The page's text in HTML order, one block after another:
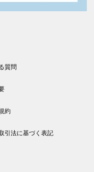
質問
約
引法に基づく表記